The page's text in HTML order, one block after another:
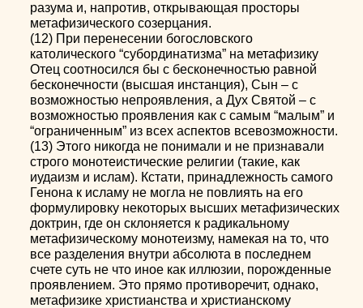
разума и, напротив, открывающая просторы
метафизического созерцания.
(12) При перенесении богословского
католического “субординатизма” на метафизику
Отец соотносился бы с бесконечностью равной
бесконечности (высшая инстанция), Сын – с
возможностью непроявления, а Дух Святой – с
возможностью проявления как с самым “малым” и
“ограниченным” из всех аспектов всевозможности.
(13) Этого никогда не понимали и не признавали
строго монотеистические религии (такие, как
иудаизм и ислам). Кстати, принадлежность самого
Генона к исламу не могла не повлиять на его
формулировку некоторых высших метафизических
доктрин, где он склоняется к радикальному
метафизическому монотеизму, намекая на то, что
все разделения внутри абсолюта в последнем
счете суть не что иное как иллюзии, порожденные
проявлением. Это прямо противоречит, однако,
метафизике христианства и христианскому